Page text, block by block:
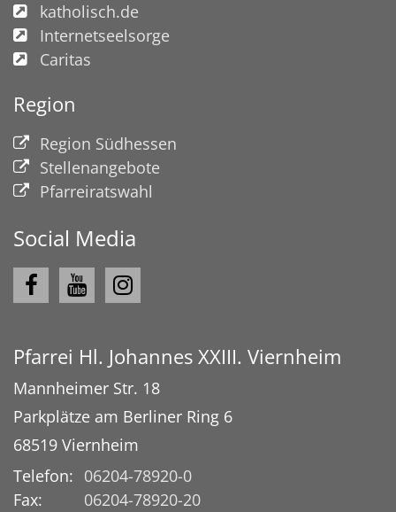
katholisch.de
Internetseelsorge
Caritas
Region
Region Südhessen
Stellenangebote
Pfarreiratswahl
Social Media
Pfarrei Hl. Johannes XXIII. Viernheim
Mannheimer Str. 18
Parkplätze am Berliner Ring 6
68519 Viernheim
Telefon: 06204-78920-0
Fax:
06204-78920-20